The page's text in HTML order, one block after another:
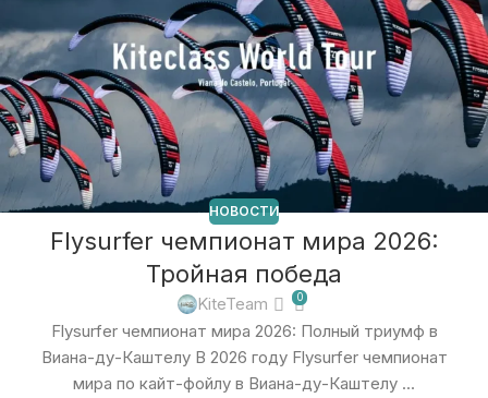
НОВОСТИ
Flysurfer чемпионат мира 2026:
Тройная победа
KiteTeam 0
Flysurfer чемпионат мира 2026: Полный триумф в
Виана-ду-Каштелу В 2026 году Flysurfer чемпионат
мира по кайт-фойлу в Виана-ду-Каштелу ...